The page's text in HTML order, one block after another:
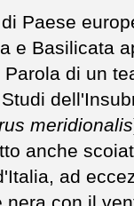
Paese
e Basilicata
di un
meridionalis
anche
ad